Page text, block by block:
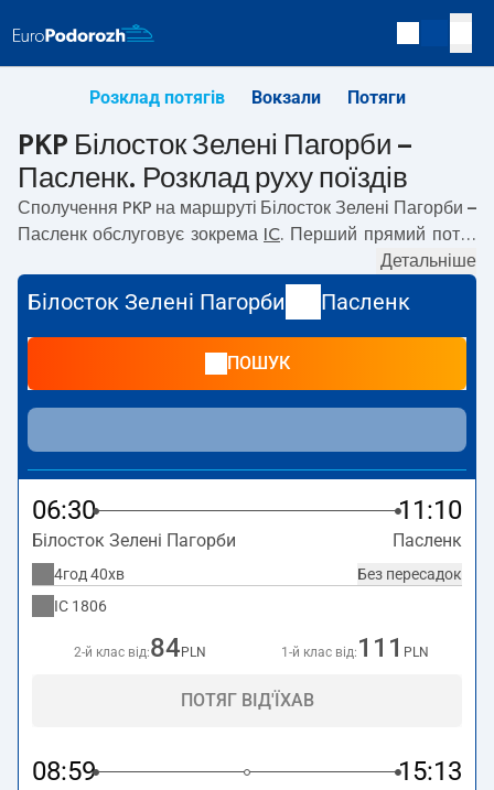
Розклад потягів Вокзали Потяги
PKP Білосток Зелені Пагорби –
Пасленк. Розклад руху поїздів
Сполучення PKP на маршруті Білосток Зелені Пагорби –
Пасленк обслуговує зокрема IC. Перший прямий потяг
з вокзалу PKP Білосток Зелені Пагорби.
Останній потяг до Пасленк вирушає о 16:28.
Найшвидший маршрут пропонує потяг без пересадок
BIEBRZA
. Подорож цим потягом триває04:07. На
Білосток Зелені Пагорби
також інші потяги:— пропонують нижчу ціну квитка і
зазвичай довший час подорожі. Потяг завершує
маршрут на станції Пасленк.
Детальніше
Білосток Зелені Пагорби Пасленк
ПОШУК
06:30 11:10
Білосток Зелені Пагорби Пасленк
Без пересадок
4год 40хв
IC 1806
2-й клас від:84 PLN 1-й клас від: 111 PLN
ПОТЯГ ВІД'ЇХАВ
08:59 15:13